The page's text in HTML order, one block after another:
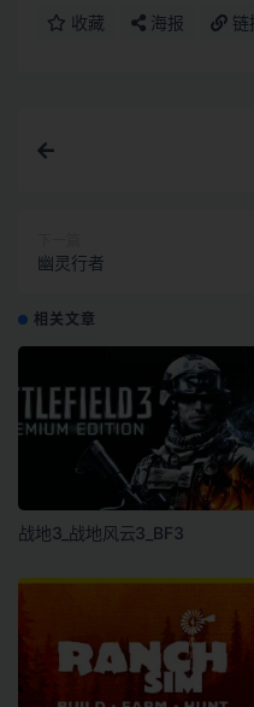
收藏 海报 链
幽灵行者
相关文章
战地3_战地风云3_BF3